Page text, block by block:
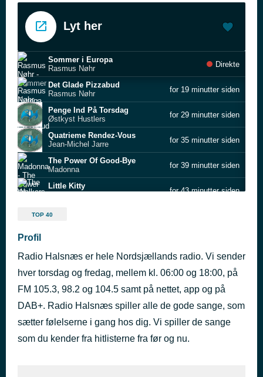
Lyt her
Sommer i Europa
Rasmus Nøhr
Direkte
Det Glade Pizzabud
Rasmus Nøhr
for 19 minutter siden
Penge Ind På Torsdag
Østkyst Hustlers
for 29 minutter siden
Quatrieme Rendez-Vous
Jean-Michel Jarre
for 35 minutter siden
The Power Of Good-Bye
Madonna
for 39 minutter siden
Little Kitty
for 43 minutter siden
Make It Far
Gosh I Luv It !!!
Saint clara
for 54 minutter siden
Man On The Moon
R.E.M.
for 58 minutter siden
TOP 40
Profil
Radio Halsnæs er hele Nordsjællands radio. Vi sender
hver torsdag og fredag, mellem kl. 06:00 og 18:00, på
FM 105.3, 98.2 og 104.5 samt på nettet, app og på
DAB+. Radio Halsnæs spiller alle de gode sange, som
sætter følelserne i gang hos dig. Vi spiller de sange
som du kender fra hitlisterne fra før og nu.